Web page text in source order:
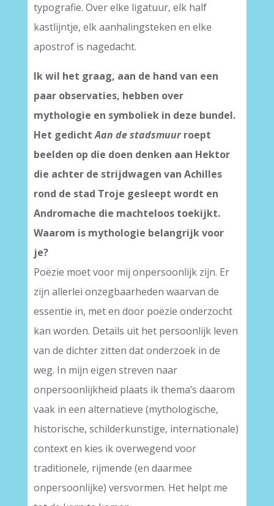
typografie. Over elke ligatuur, elk half
kastlijntje, elk aanhalingsteken en elke
apostrof is nagedacht.
Ik wil het graag, aan de hand van een
paar observaties, hebben over
mythologie en symboliek in deze bundel.
Het gedichtAan de stadsmuurroept
beelden op die doen denken aan Hektor
die achter de strijdwagen van Achilles
rond de stad Troje gesleept wordt en
Andromache die machteloos toekijkt.
Waarom is mythologie belangrijk voor
je?
Poëzie moet voor mij onpersoonlijk zijn. Er
zijn allerlei onzegbaarheden waarvan de
essentie in, met en door poëzie onderzocht
kan worden. Details uit het persoonlijk leven
van de dichter zitten dat onderzoek in de
weg. In mijn eigen streven naar
onpersoonlijkheid plaats ik thema’s daarom
vaak in een alternatieve (mythologische,
historische, schilderkunstige, internationale)
context en kies ik overwegend voor
traditionele, rijmende (en daarmee
onpersoonlijke) versvormen. Het helpt me